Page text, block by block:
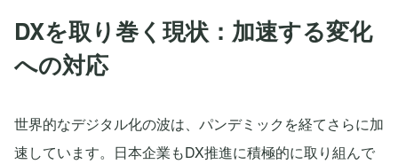
DXを取り巻く現状：加速する変化
への対応
世界的なデジタル化の波は、パンデミックを経てさらに加
速しています。日本企業もDX推進に積極的に取り組んで